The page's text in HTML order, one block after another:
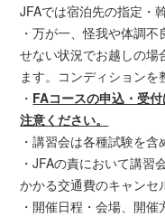
JFAでは宿泊先の指定・
・万が一、怪我や体調
せない状況でお越しの
ます。コンディションを
・ FAコースの申込・受
注意ください。
・講習会は各種試験を含
・JFAの責において講
かかる交通費のキャンセ
・開催日程・会場、開